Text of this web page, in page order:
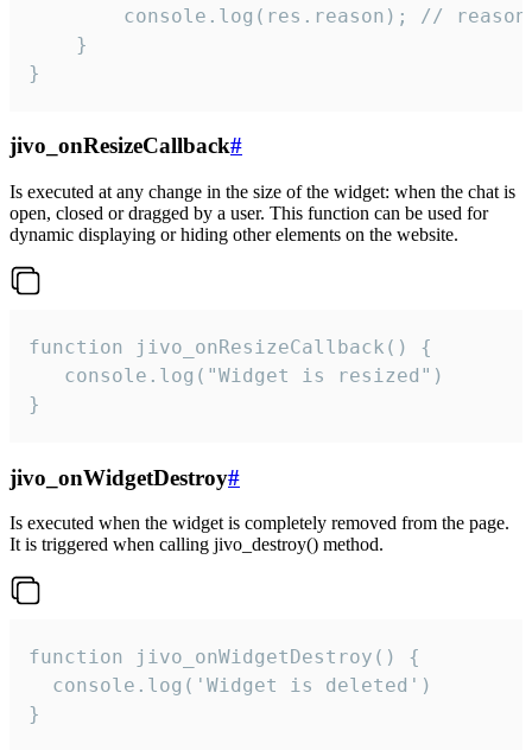
console.log(res.reason); //
    }
}
jivo_onResizeCallback#
Is executed at any change in the size of the widget: when the chat is
open, closed or dragged by a user. This function can be used for
dynamic displaying or hiding other elements on the website.
function jivo_onResizeCallback() {
   console.log("Widget is resized")
}
jivo_onWidgetDestroy#
Is executed when the widget is completely removed from the page.
It is triggered when calling jivo_destroy() method.
function jivo_onWidgetDestroy() {
  console.log('Widget is deleted')
}